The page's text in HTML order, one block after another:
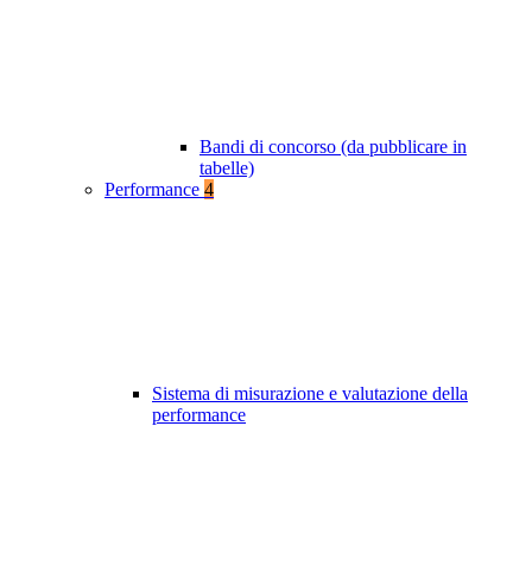
Bandi di concorso (da pubblicare in
tabelle)
Performance 4
Sistema di misurazione e valutazione della
performance